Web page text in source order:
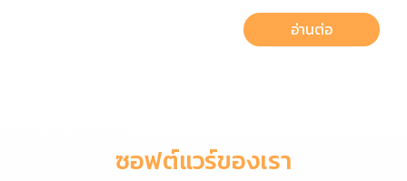
อ่านต่อ
ซอฟต์แวร์ของเรา